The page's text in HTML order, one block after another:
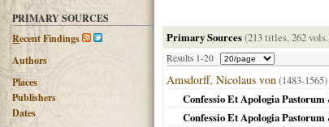
PRIMARY SOURCES
Recent Findings
Authors
Places
Publishers
Dates
Primary Sources(213 titles, 262
Results 1-20
Amsdorff, Nicolaus von(1483-1565)
Confessio Et Apologia
Confessio Et Apologia